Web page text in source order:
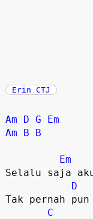
Erin CTJ
Am D G
Em
Am
B B
Em
Selalu saja
D
Tak pernah
C